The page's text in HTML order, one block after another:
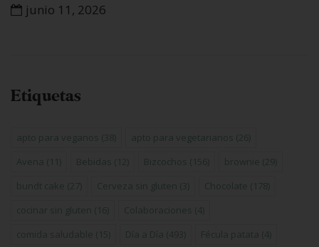
junio 11, 2026
Etiquetas
apto para veganos (38) apto para vegetarianos (26)
Avena (11) Bebidas (12) Bizcochos (156) brownie (29)
bundt cake (27) Cerveza sin gluten (3) Chocolate (178)
cocinar sin gluten (16) Colaboraciones (4)
comida saludable (15) Día a Día (493) Fécula patata (4)